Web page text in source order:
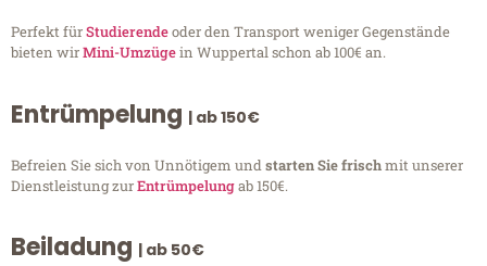
Perfekt fürStudierendeoder den Transport weniger Gegenstände
bieten wirMini-Umzügein Wuppertal schon ab 100€ an.
Entrümpelung | ab 150€
Befreien Sie sich von Unnötigem undstarten Sie frischmit unserer
Dienstleistung zurEntrümpelungab 150€.
Beiladung | ab 50€